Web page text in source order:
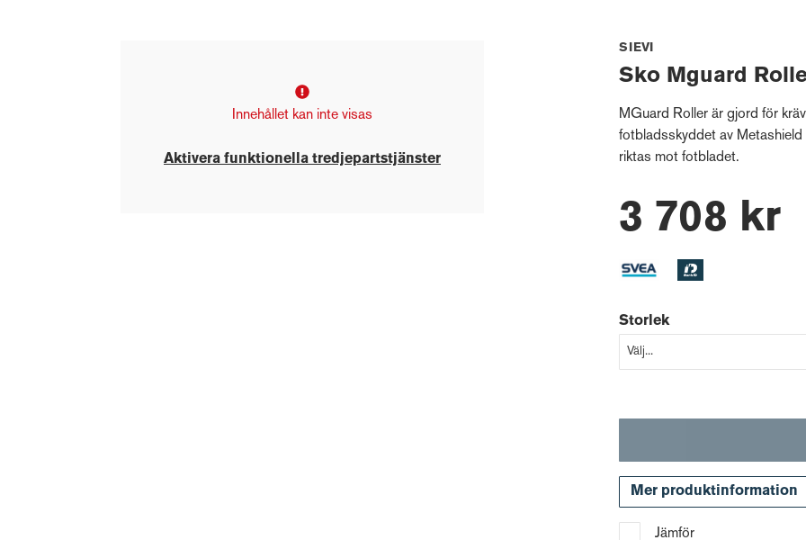
Innehållet kan inte visas
Aktivera funktionella tredjepartstjänster
SIEVI
Sko Mguard
MGuard Roller är gjord för
fotbladsskyddet av
riktas mot fotbladet.
3 708 kr
Storlek
Mer produktinformation
Jämför